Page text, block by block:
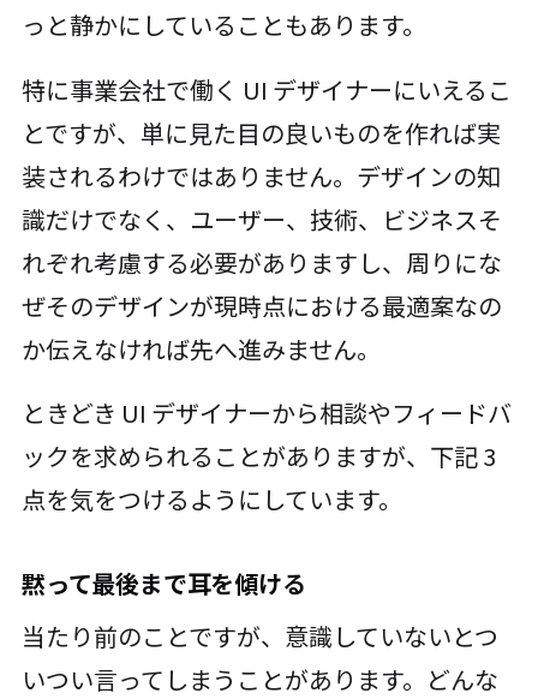
っと静かにしていることもあります。
特に事業会社で働く UI デザイナーにいえるこ
とですが、単に見た目の良いものを作れば実
装されるわけではありません。デザインの知
識だけでなく、ユーザー、技術、ビジネスそ
れぞれ考慮する必要がありますし、周りにな
ぜそのデザインが現時点における最適案なの
か伝えなければ先へ進みません。
ときどき UI デザイナーから相談やフィードバ
ックを求められることがありますが、下記 3
点を気をつけるようにしています。
黙って最後まで耳を傾ける
当たり前のことですが、意識していないとつ
いつい言ってしまうことがあります。どんな